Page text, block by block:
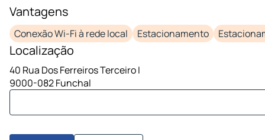
1 imagem em 10
Vantagens
Conexão Wi-Fi à rede local Estacionamento
Localização
40 Rua Dos Ferreiros Terceiro I
9000-082 Funchal